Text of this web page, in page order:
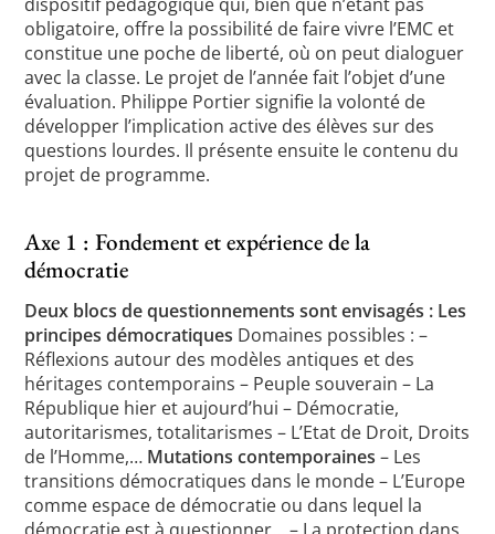
obligatoire, offre la possibilité de faire vivre l’EMC et
constitue une poche de liberté, où on peut dialoguer
avec la classe. Le projet de l’année fait l’objet d’une
évaluation. Philippe Portier signifie la volonté de
développer l’implication active des élèves sur des
questions lourdes. Il présente ensuite le contenu du
projet de programme.
Axe 1 : Fondement et expérience de la
démocratie
Deux blocs de questionnements sont envisagés : Les
principes démocratiques Domaines possibles : –
Réflexions autour des modèles antiques et des
héritages contemporains – Peuple souverain – La
République hier et aujourd’hui – Démocratie,
autoritarismes, totalitarismes – L’Etat de Droit, Droits
de l’Homme,… Mutations contemporaines – Les
transitions démocratiques dans le monde – L’Europe
comme espace de démocratie ou dans lequel la